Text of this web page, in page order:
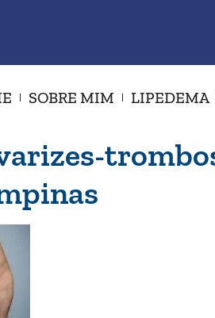
SOBRE MIM LIPEDEMA